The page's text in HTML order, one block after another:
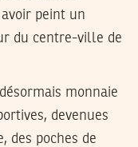
peint un
du centre-ville de
monnaie
devenues
des poches de